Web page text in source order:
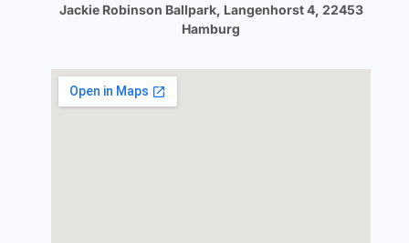
Jackie Robinson Ballpark, Langenhorst 4, 22453
Hamburg